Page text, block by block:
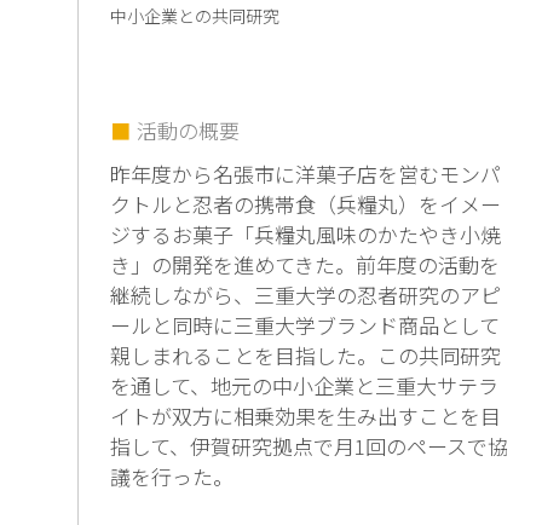
中小企業との共同研究
活動の概要
昨年度から名張市に洋菓子店を営むモンパ
クトルと忍者の携帯食（兵糧丸）をイメー
ジするお菓子「兵糧丸風味のかたやき小焼
き」の開発を進めてきた。前年度の活動を
継続しながら、三重大学の忍者研究のアピ
ールと同時に三重大学ブランド商品として
親しまれることを目指した。この共同研究
を通して、地元の中小企業と三重大サテラ
イトが双方に相乗効果を生み出すことを目
指して、伊賀研究拠点で月1回のペースで協
議を行った。